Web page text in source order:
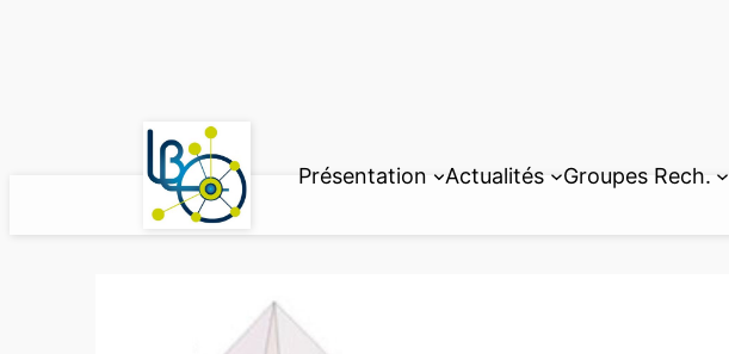
Présentation Actualités Groupes Rech.